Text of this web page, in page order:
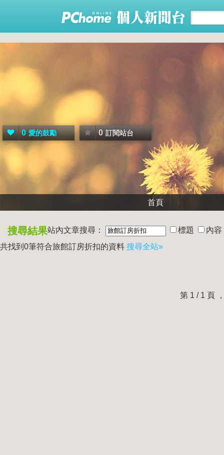
0 愛的鼓勵 0 訂閱站台
首頁
搜尋結果站內文章搜尋： 標題
內容
共找到0筆符合旅館訂房折扣的資料 搜尋全站»
第 1 / 1